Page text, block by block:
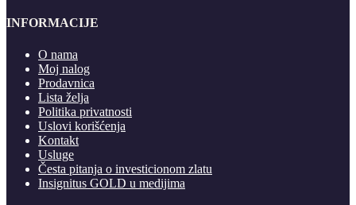
INFORMACIJE
O nama
Moj nalog
Prodavnica
Lista želja
Politika privatnosti
Uslovi korišćenja
Kontakt
Usluge
Česta pitanja o investicionom zlatu
Insignitus GOLD u medijima